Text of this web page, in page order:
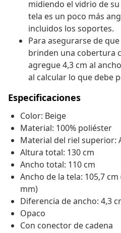
midiendo el vidrio de
tela es un poco más
incluidos los soportes.
Para asegurarse de
brinden una cobertura
agregue 4,3 cm al
al calcular lo que debe
Especificaciones
Color: Beige
Material: 100% poliéster
Material del riel superior:
Altura total: 130 cm
Ancho total: 110 cm
Ancho de la tela: 105,7
mm)
Diferencia de ancho: 4,3
Opaco
Con conector de cadena